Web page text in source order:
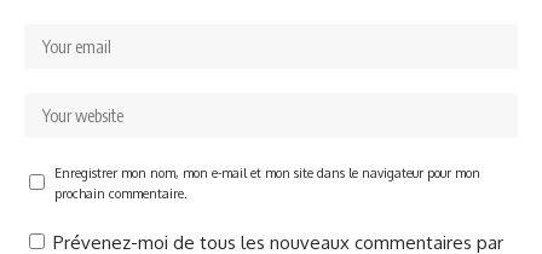
Enregistrer mon nom, mon e-mail et mon site dans le navigateur pour mon
prochain commentaire.
Prévenez-moi de tous les nouveaux commentaires par